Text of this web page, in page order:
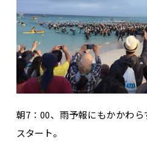
朝7：00、雨予報にもかかわ
スタート。